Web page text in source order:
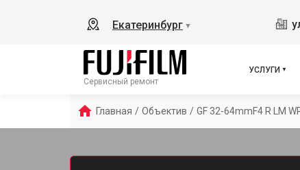
Екатеринбург ▼
Сервисный ремонт
УСЛУГИ
Главная / Объектив / GF 32-64mmF4 R LM